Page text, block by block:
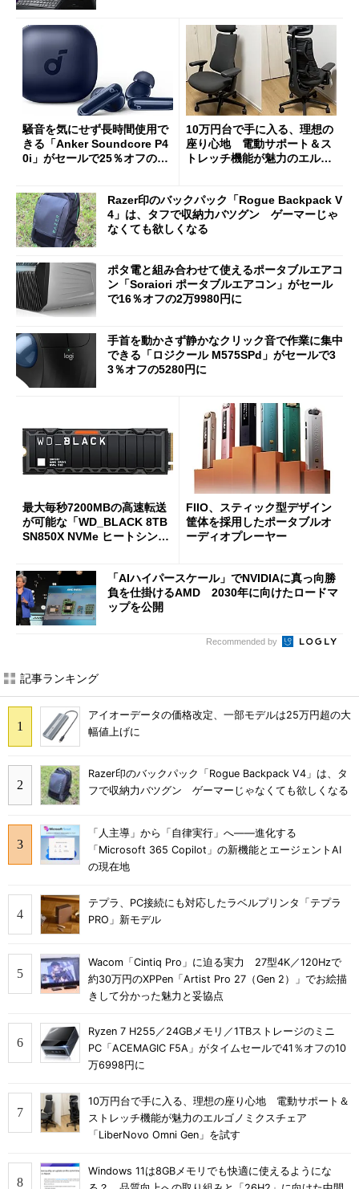
騒音を気にせず長時間使用で
きる「Anker Soundcore P4
0i」がセールで25％オフの59
10万円台で手に入る、理想の
座り心地 電動サポート＆ス
トレッチ機能が魅力のエルゴ
Razer印のバックパック「Rogue Backpack V
4」は、タフで収納力バツグン ゲーマーじゃ
なくても欲しくなる
ポタ電と組み合わせて使えるポータブルエアコ
ン「Soraiori ポータブルエアコン」がセール
で16％オフの2万9980円に
手首を動かさず静かなクリック音で作業に集中
できる「ロジクール M575SPd」がセールで3
3％オフの5280円に
最大毎秒7200MBの高速転送
が可能な「WD_BLACK 8TB
SN850X NVMe ヒートシンク
FIIO、スティック型デザイン
筐体を採用したポータブルオ
ーディオプレーヤー
「AIハイパースケール」でNVIDIAに真っ向勝
負を仕掛けるAMD 2030年に向けたロードマ
ップを公開
Recommended by
記事ランキング
アイオーデータの価格改定、一部モデルは25万円超の大
幅値上げに
Razer印のバックパック「Rogue Backpack V4」は、タ
フで収納力バツグン ゲーマーじゃなくても欲しくなる
「人主導」から「自律実行」へ――進化する
「Microsoft 365 Copilot」の新機能とエージェントAI
の現在地
テプラ、PC接続にも対応したラベルプリンタ「テプラ
PRO」新モデル
Wacom「Cintiq Pro」に迫る実力 27型4K／120Hzで
約30万円のXPPen「Artist Pro 27（Gen 2）」でお絵描
きして分かった魅力と妥協点
Ryzen 7 H255／24GBメモリ／1TBストレージのミニ
PC「ACEMAGIC F5A」がタイムセールで41％オフの10
万6998円に
10万円台で手に入る、理想の座り心地 電動サポート＆
ストレッチ機能が魅力のエルゴノミクスチェア
「LiberNovo Omni Gen」を試す
Windows 11は8GBメモリでも快適に使えるようにな